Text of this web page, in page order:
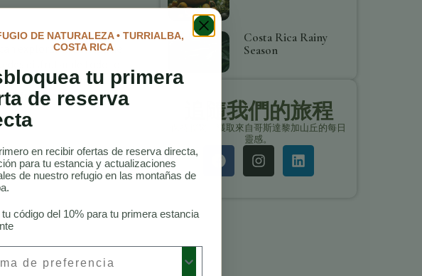
explorar la belleza de
disfrutar de todo lo
en el Volcán
disfrutar de tu aventura.
Costa Rica Rainy
Season
追隨我們的旅程
保持聯繫，獲取來自哥斯達黎加山丘的每日
靈感。
DE NATURALEZA • TURRIALBA,
COSTA RICA
tu primera
de reserva
en recibir ofertas de reserva directa,
para tu estancia y actualizaciones
de nuestro refugio en las montañas de
código del 10% para tu primera estancia